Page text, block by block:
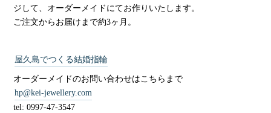
ジして、オーダーメイドにてお作りいたします。
ご注文からお届けまで約3ヶ月。
屋久島でつくる結婚指輪
オーダーメイドのお問い合わせはこちらまで
hp@kei-jewellery.com
tel: 0997-47-3547